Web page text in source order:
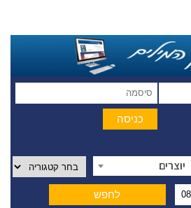
יוצרים